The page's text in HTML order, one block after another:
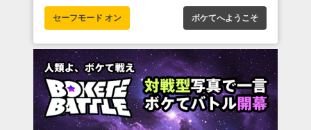
セーフモード オン ボケてへようこそ